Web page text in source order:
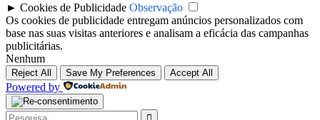
► Cookies de Publicidade Observação
Os cookies de publicidade entregam anúncios personalizados com
base nas suas visitas anteriores e analisam a eficácia das campanhas
publicitárias.
Nenhum
Reject All Save My Preferences Accept All
Powered by